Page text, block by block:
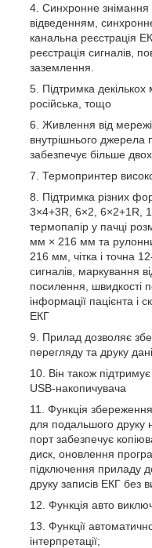
Синхронне знімання
відведенням,
канальна реєстрація
реєстрація сигналів,
заземлення.
Підтримка декількох
російська, тощо
Живлення від
внутрішнього джерела
забезпечує більше
Термопринтер
Підтримка різних
3×4+3R, 6×2, 6×2+1R,
термопапір у пачці
мм × 216 мм та
216 мм, чітка і точна
сигналів, маркування
посилення, швидкості
інформації пацієнта і
ЕКГ
Прилад дозволяє
перегляду та друку
Він також
USB-накопичувача
Функція
для подальшого друку
порт забезпечує
диск, оновлення
підключення приладу
друку записів ЕКГ без
Функція авто
Функції
інтерпретації;